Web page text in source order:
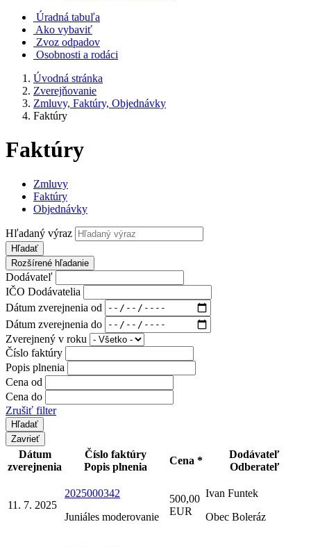
Úradná tabuľa
Ako vybaviť
Zvoz odpadov
Osobnosti a rodáci
Úvodná stránka
Zverejňovanie
Zmluvy, Faktúry, Objednávky
Faktúry
Faktúry
Zmluvy
Faktúry
Objednávky
Hľadaný výraz
Hľadať
Rozšírené hľadanie
Dodávateľ
IČO Dodávatelia
Dátum zverejnenia od
Dátum zverejnenia do
Zverejnený v roku
Číslo faktúry
Popis plnenia
Cena od
Cena do
Zrušiť filter
Zavrieť
Dátum
zverejnenia
Číslo faktúry
Popis plnenia
Cena *
Dodávateľ
Odberateľ
11. 7. 2025
2025000342
Juniáles moderovanie
500,00
EUR
Ivan Funtek
Obec Boleráz